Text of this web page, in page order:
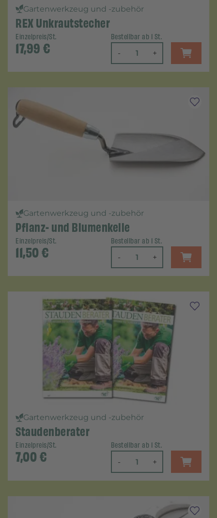
Gartenwerkzeug und -zubehör
REX Unkrautstecher
Einzelpreis/St.
17,99€
Bestellbar ab 1 St.
- +
Gartenwerkzeug und -zubehör
Pflanz- und Blumenkelle
Einzelpreis/St.
11,50€
Bestellbar ab 1 St.
- +
Gartenwerkzeug und -zubehör
Staudenberater
Einzelpreis/St.
7,00€
Bestellbar ab 1 St.
- +